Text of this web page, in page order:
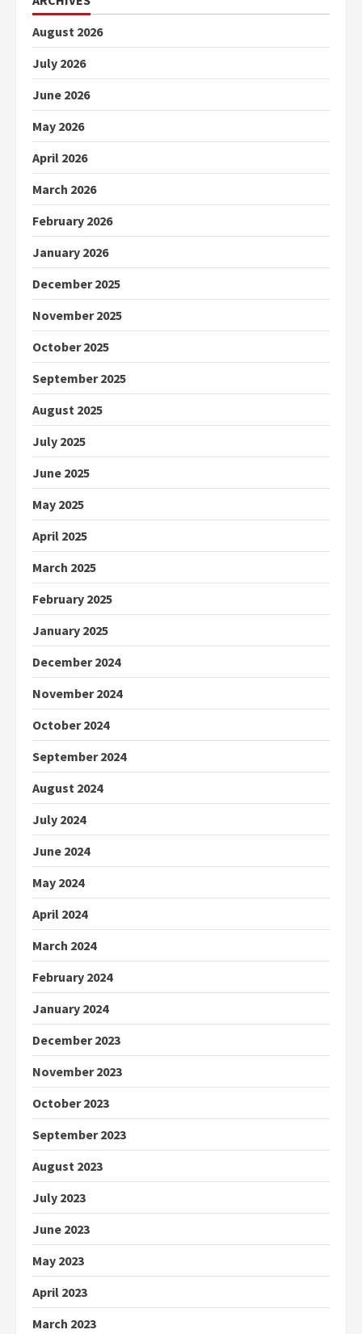
August 2026
July 2026
June 2026
May 2026
April 2026
March 2026
February 2026
January 2026
December 2025
November 2025
October 2025
September 2025
August 2025
July 2025
June 2025
May 2025
April 2025
March 2025
February 2025
January 2025
December 2024
November 2024
October 2024
September 2024
August 2024
July 2024
June 2024
May 2024
April 2024
March 2024
February 2024
January 2024
December 2023
November 2023
October 2023
September 2023
August 2023
July 2023
June 2023
May 2023
April 2023
March 2023